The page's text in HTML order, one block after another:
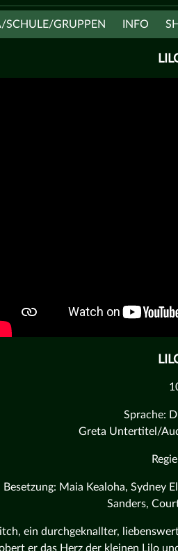
SCHULE/GRUPPEN INFO
Sprache:
Greta Untertitel/
Besetzung: Maia Kealoha, Sydney
Sanders,
ein durchgeknallter,
er das Herz der kleinen Lilo